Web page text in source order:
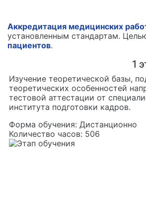
Аккредитация медицинских
установленным стандартам.
пациентов.
1
Изучение теоретической базы,
теоретических особенностей
тестовой аттестации от
института подготовки кадров.
Форма обучения: Дистанционно
Количество часов: 506